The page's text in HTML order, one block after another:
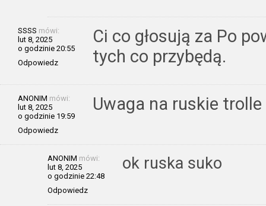
SSSS mówi:
lut 8, 2025
o godzinie 20:55
Odpowiedz
Ci co głosują za Po
tych co przybędą.
ANONIM mówi:
lut 8, 2025
o godzinie 19:59
Odpowiedz
Uwaga na ruskie trolle
ANONIM mówi:
lut 8, 2025
o godzinie 22:48
Odpowiedz
ok ruska suko